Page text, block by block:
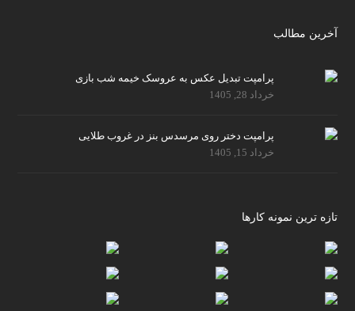
آخرین مطالب
پرامپت تبدیل عکس به عروسک خیمه شب بازی
خرداد 28, 1405
پرامپت دختر روی مرسدس بنز در غروب طلایی
خرداد 15, 1405
تازه ترین نمونه کارها